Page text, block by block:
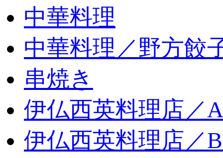
中華料理
中華料理／野方餃
串焼き
伊仏西英料理店／
伊仏西英料理店／